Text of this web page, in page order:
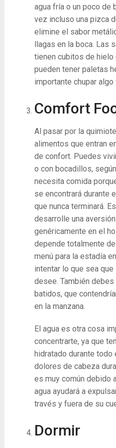
agua fría o un poco de
vez incluso una pizca
elimine el sabor
llagas en la boca. Las
tienen cubitos de hielo
pueden tener paletas
importante chupar
Comfort
Al pasar por la
alimentos que entran
de confort. Puedes
o con bocadillos,
necesita comida
se encontrará durante
que nunca terminará.
desarrolle una
genéricamente en el
depende totalmente
menú para la estadía
intentar lo que sea
desee. También
batidos, que
en la manzana.
El agua es otra cosa
concentrarte, ya que
hidratado durante
dolores de cabeza
es muy común debido
agua ayudará a
través y fuera de su
Dormir